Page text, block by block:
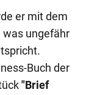
er mit dem
was ungefähr
Buch der
"Brief